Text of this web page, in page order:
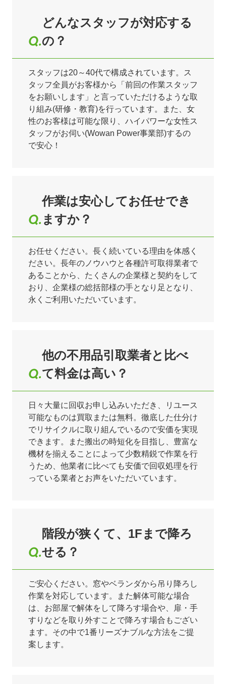
どんなスタッフが対応する
の？
スタッフは20～40代で構成されています。ス
タッフ全員がお客様から「前回の作業スタッフ
をお願いします」と言っていただけるような取
り組み(研修・教育)を行っています。また、女
性のお客様は可能な限り、ハイパワーな女性ス
タッフがお伺い(Wowan Power事業部)するの
で安心！
作業は安心してお任せでき
ますか？
お任せください。長く続いている理由を体感く
ださい。長年のノウハウと各種許可取得業者で
あることから、たくさんの企業様と契約をして
おり、企業様の総括部様の手となり足となり、
永くご利用いただいています。
他の不用品引取業者と比べ
て料金は高い？
日々大量に回収お申し込みいただき、リユース
可能なものは買取または無料。徹底した仕分け
でリサイクルに取り組んでいるので安価を実現
できます。また搬出の時短化を目指し、豊富な
機材を揃えることによって少数精鋭で作業を行
うため、他業者に比べても安価で回収処理を行
っている業者とお声をいただいています。
階段が狭くて、1Fまで降ろ
せる？
ご安心ください。窓やベランダから吊り降ろし
作業を対応しています。また解体可能な場合
は、お部屋で解体をして降ろす場合や、扉・手
すりなどを取り外すことで降ろす場合もござい
ます。その中で1番リーズナブルな方法をご提
案します。